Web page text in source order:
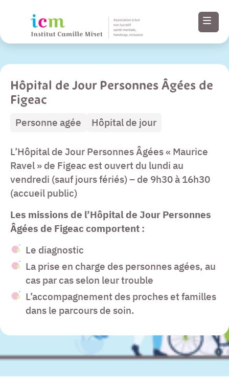
Menu
Paramètres
d’accessibilité
Contenu
Pied de page
Hôpital de Jour Personnes Âgées de
Figeac
Personne agée
Hôpital de jour
L’Hôpital de Jour Personnes Âgées « Maurice
Ravel » de Figeac est ouvert du lundi au
vendredi (sauf jours fériés) – de 9h30 à 16h30
(accueil public)
Les missions de l’Hôpital de Jour Personnes
Âgées de Figeac comportent :
Le diagnostic
La prise en charge des personnes agées, au
cas par cas selon leur trouble
L’accompagnement des proches et familles
dans le parcours de soin.